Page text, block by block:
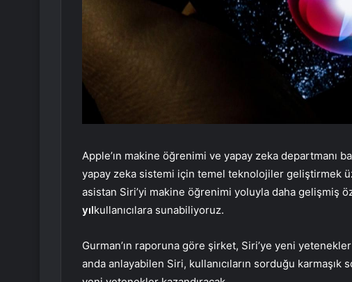
Apple’ın makine öğrenimi ve yapay zeka departmanı
yapay zeka sistemi için temel teknolojiler geliştirmek
asistan Siri’yi makine öğrenimi yoluyla daha gelişmiş
yılkullanıcılara sunabiliyoruz.
Gurman’ın raporuna göre şirket, Siri’ye yeni
anda anlayabilen Siri, kullanıcıların sorduğu karmaşık